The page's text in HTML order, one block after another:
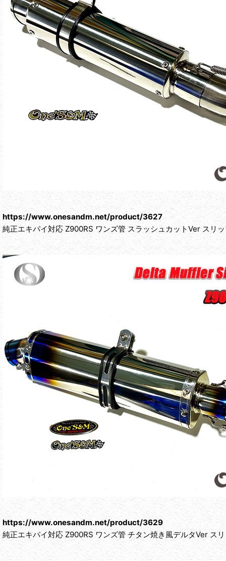
https://www.onesandm.net/product/3627
純正エキパイ対応 Z900RS ワンズ管 スラッシュカットVer スリ
https://www.onesandm.net/product/3629
純正エキパイ対応 Z900RS ワンズ管 チタン焼き風デルタVer ス